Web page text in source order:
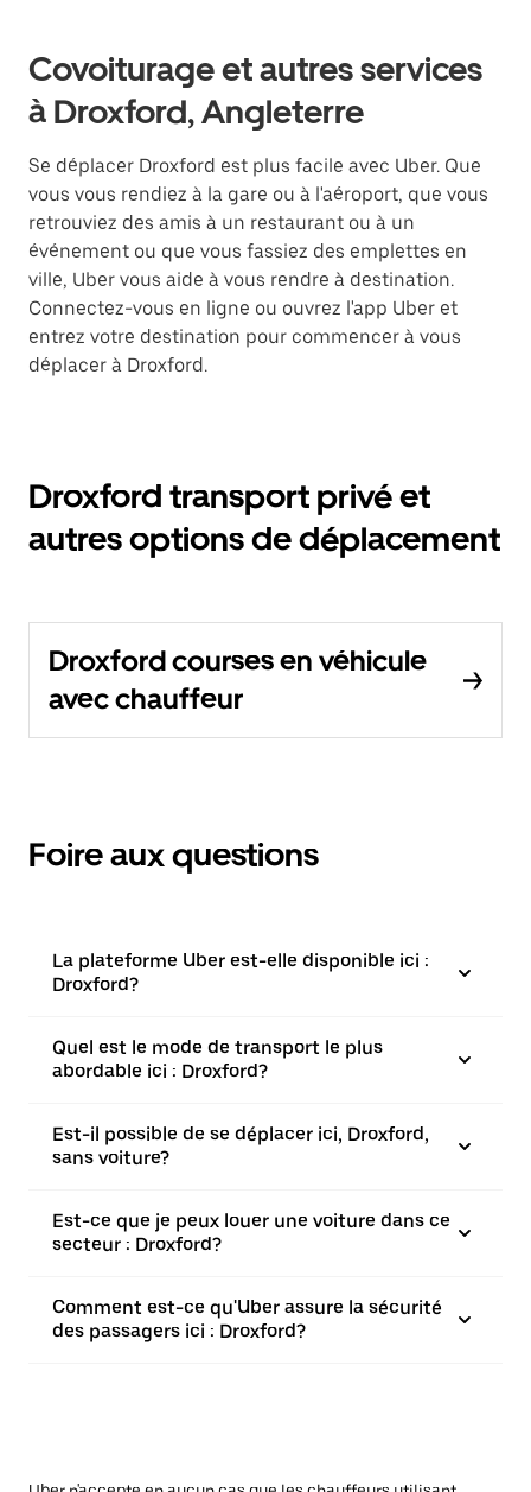
Covoiturage et autres services
à Droxford, Angleterre
Se déplacer Droxford est plus facile avec Uber. Que
vous vous rendiez à la gare ou à l'aéroport, que vous
retrouviez des amis à un restaurant ou à un
événement ou que vous fassiez des emplettes en
ville, Uber vous aide à vous rendre à destination.
Connectez-vous en ligne ou ouvrez l'app Uber et
entrez votre destination pour commencer à vous
déplacer à Droxford.
Droxford transport privé et
autres options de déplacement
Droxford courses en véhicule
avec chauffeur
Foire aux questions
La plateforme Uber est-elle disponible ici :
Droxford?
Quel est le mode de transport le plus
abordable ici : Droxford?
Est-il possible de se déplacer ici, Droxford,
sans voiture?
Est-ce que je peux louer une voiture dans ce
secteur : Droxford?
Comment est-ce qu'Uber assure la sécurité
des passagers ici : Droxford?